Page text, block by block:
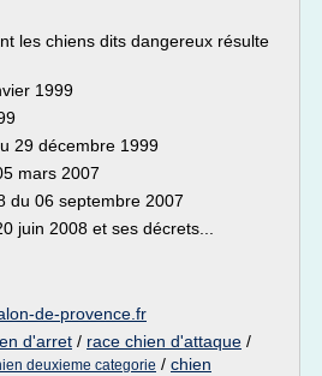
les chiens dits dangereux résulte
1999
29 décembre 1999
mars 2007
du 06 septembre 2007
juin 2008 et ses décrets...
de-provence.fr
d'arret / race chien d'attaque /
deuxieme categorie / chien